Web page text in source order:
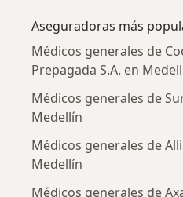
Aseguradoras más
Médicos generales de
Prepagada S.A. en
Médicos generales de
Medellín
Médicos generales de
Medellín
Médicos generales de